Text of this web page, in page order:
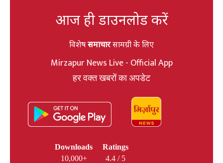
आज ही डाउनलोड करें
विशेषसमाचारसामग्री के लिए
Mirzapur News Live - Official App
हर वक्त खबरों का अपडेट
Downloads
10,000+
Ratings
4.4 / 5